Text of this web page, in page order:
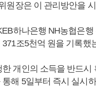
원장은 이 관리방안을
하나은행 NH농협은
조5천억 원을 기록했
개인의 소득을 반드시
해 5일부터 즉시 실시